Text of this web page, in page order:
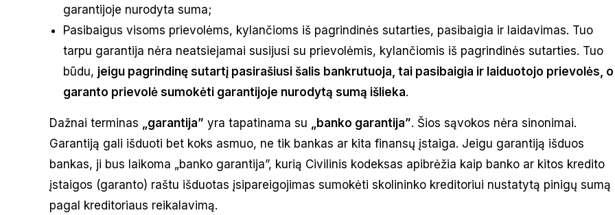
garantijoje nurodyta suma;
Pasibaigus visoms prievolėms, kylančioms iš pagrindinės sutarties, pasibaigia ir laidavimas. Tuo
tarpu garantija nėra neatsiejamai susijusi su prievolėmis, kylančiomis iš pagrindinės sutarties. Tuo
būdu, jeigu pagrindinę sutartį pasirašiusi šalis bankrutuoja, tai pasibaigia ir laiduotojo prievolės, o
garanto prievolė sumokėti garantijoje nurodytą sumą išlieka.
Dažnai terminas „garantija” yra tapatinama su „banko garantija”. Šios sąvokos nėra sinonimai.
Garantiją gali išduoti bet koks asmuo, ne tik bankas ar kita finansų įstaiga. Jeigu garantiją išduos
bankas, ji bus laikoma „banko garantija”, kurią Civilinis kodeksas apibrėžia kaip banko ar kitos kredito
įstaigos (garanto) raštu išduotas įsipareigojimas sumokėti skolininko kreditoriui nustatytą pinigų sumą
pagal kreditoriaus reikalavimą.